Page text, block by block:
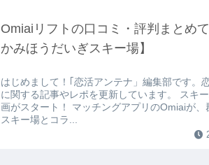
Omiaiリフトの口コミ・評判まとめ
かみほうだいぎスキー場】
はじめまして！｢恋活アンテナ」編集部です。
に関する記事やレポを更新しています。 スキ
画がスタート！ マッチングアプリのOmiaiが
スキー場とコラ...